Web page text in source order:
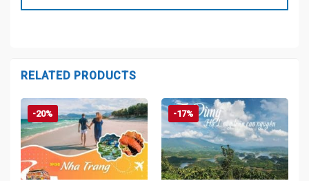
RELATED PRODUCTS
-20% -17%